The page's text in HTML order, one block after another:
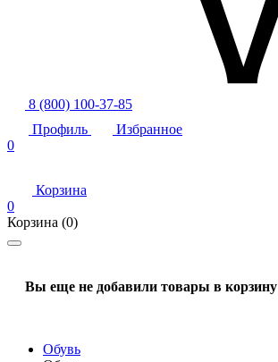
8 (800) 100-37-85
Профиль
Избранное
0
Корзина
0
Корзина (0)
Вы еще не добавили товары в корзину
Обувь